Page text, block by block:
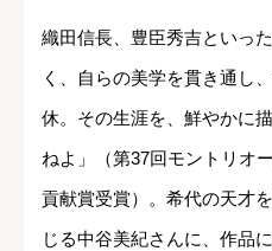
織田信長、豊臣秀吉といっ
く、自らの美学を貫き通し
休。その生涯を、鮮やかに
ねよ」（第37回モントリ
貢献賞受賞）。希代の天才
じる中谷美紀さんに、作品